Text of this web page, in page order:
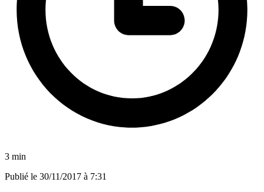
3 min
Publié le 30/11/2017 à 7:31